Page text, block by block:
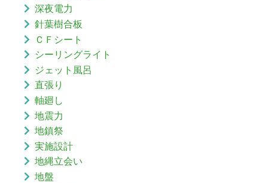
深夜電力
針葉樹合板
ＣＦシート
シーリングライト
ジェット風呂
直張り
軸廻し
地震力
地鎮祭
実施設計
地縄立会い
地盤